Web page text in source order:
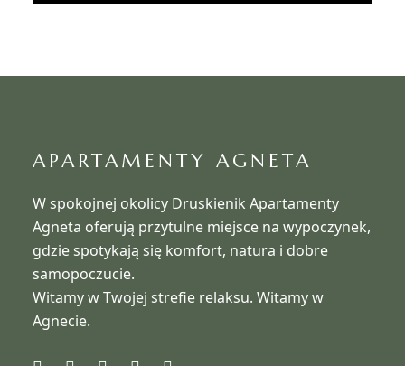
Dowiedz się więcej
APARTAMENTY AGNETA
W spokojnej okolicy Druskienik Apartamenty
Agneta oferują przytulne miejsce na wypoczynek,
gdzie spotykają się komfort, natura i dobre
samopoczucie.
Witamy w Twojej strefie relaksu. Witamy w
Agnecie.